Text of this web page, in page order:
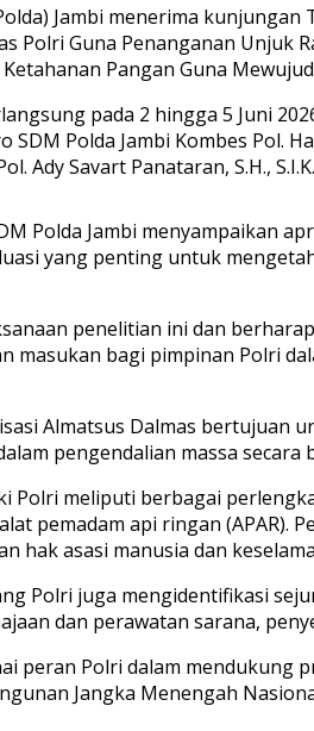
Jambi menerima
Polri Guna Penanganan
Pangan Guna
pada 2 hingga 5 Juni
SDM Polda Jambi Kombes Pol.
Ady Savart Panataran, S.H.,
Polda Jambi menyampaikan
yang penting untuk
penelitian ini dan
masukan bagi pimpinan Polri
Almatsus Dalmas bertujuan
pengendalian massa
Polri meliputi berbagai
pemadam api ringan
hak asasi manusia dan
Polri juga mengidentifikasi
dan perawatan sarana,
peran Polri dalam
Jangka Menengah